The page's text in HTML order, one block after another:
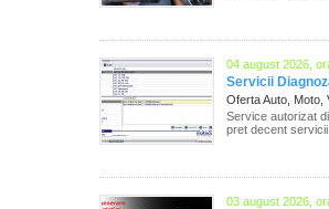
04 august 2026,
Servicii
Oferta Auto, Moto,
Service autorizat
pret decent
03 august 2026,